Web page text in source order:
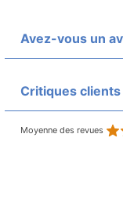
Avez-vous un
Critiques clients
Moyenne des revues